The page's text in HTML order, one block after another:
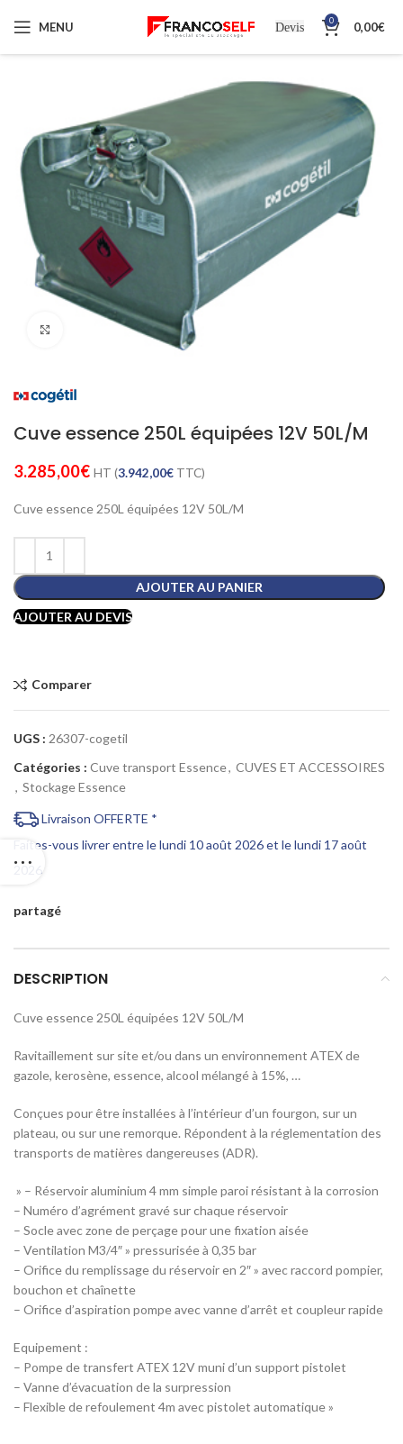
MENU Devis 0 0,00€
Cliquez pour agrandir
Cuve essence 250L équipées 12V 50L/M
3.285,00€ HT (3.942,00€ TTC)
Cuve essence 250L équipées 12V 50L/M
AJOUTER AU PANIER
AJOUTER AU DEVIS
Comparer
UGS : 26307-cogetil
Catégories : Cuve transport Essence, CUVES ET ACCESSOIRES
, Stockage Essence
Livraison OFFERTE *
Faites-vous livrer entre le lundi 10 août 2026 et le lundi 17 août
2026
partagé
DESCRIPTION
Cuve essence 250L équipées 12V 50L/M
Ravitaillement sur site et/ou dans un environnement ATEX de
gazole, kerosène, essence, alcool mélangé à 15%, …
Conçues pour être installées à l’intérieur d’un fourgon, sur un
plateau, ou sur une remorque. Répondent à la réglementation des
transports de matières dangereuses (ADR).
» – Réservoir aluminium 4 mm simple paroi résistant à la corrosion
– Numéro d’agrément gravé sur chaque réservoir
– Socle avec zone de perçage pour une fixation aisée
– Ventilation M3/4″ » pressurisée à 0,35 bar
– Orifice du remplissage du réservoir en 2″ » avec raccord pompier,
bouchon et chaînette
– Orifice d’aspiration pompe avec vanne d’arrêt et coupleur rapide
Equipement :
– Pompe de transfert ATEX 12V muni d’un support pistolet
– Vanne d’évacuation de la surpression
– Flexible de refoulement 4m avec pistolet automatique »